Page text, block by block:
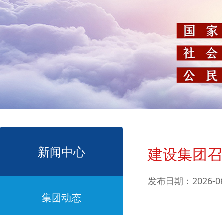
新闻中心
集团动态
建设集团
发布日期：2026-